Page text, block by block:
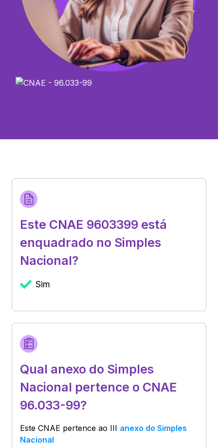
Este CNAE 9603399 está
enquadrado no Simples
Nacional?
Sim
Qual anexo do Simples
Nacional pertence o CNAE
96.033-99?
Este CNAE pertence ao III anexo do Simples
Nacional